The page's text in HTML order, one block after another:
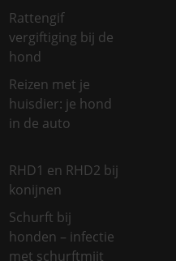
Rattengif
vergiftiging bij de
hond
Reizen met je
huisdier: je hond
in de auto
RHD1 en RHD2 bij
konijnen
Schurft bij
honden – infectie
met schurftmijt